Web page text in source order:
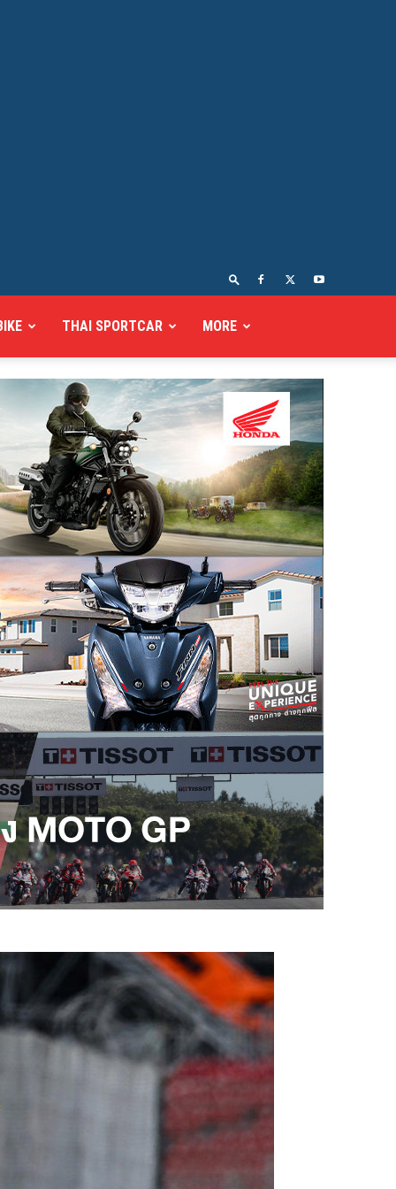
THAI SPORTCAR MORE